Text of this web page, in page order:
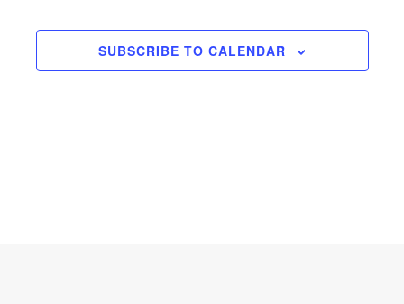
SUBSCRIBE TO CALENDAR